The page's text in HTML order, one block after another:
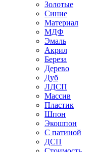
Золотые
Синие
Материал
МДФ
Эмаль
Акрил
Береза
Дерево
Дуб
ЛДСП
Массив
Пластик
Шпон
Экошпон
С патиной
ДСП